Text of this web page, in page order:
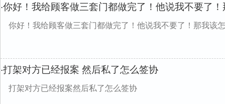
·你好！我给顾客做三套门都做完了！他说我不要了
你好！我给顾客做三套门都做完了！他说我不要了！那我该
·打架对方已经报案 然后私了怎么签协
打架对方已经报案然后私了怎么签协